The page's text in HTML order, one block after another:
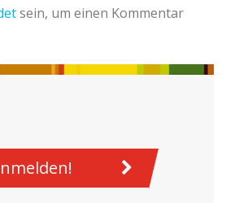
sein, um einen Kommentar